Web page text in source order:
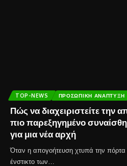
TOP-NEWS ΠΡΟΣΩΠΙΚΉ ΑΝΆΠΤΥΞΗ
Πώς να διαχειριστείτε την
πιο παρεξηγημένο
για μια νέα αρχή
Όταν η απογοήτευση χτυπά την
ένστικτο των…